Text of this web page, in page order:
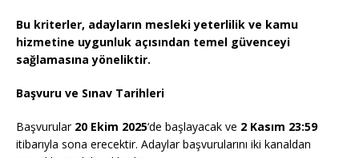
Bu kriterler, adayların mesleki yeterlilik ve kamu
hizmetine uygunluk açısından temel güvenceyi
sağlamasına yöneliktir.
Başvuru ve Sınav Tarihleri
Başvurular 20 Ekim 2025‘de başlayacak ve 2 Kasım 23:59
itibarıyla sona erecektir. Adaylar başvurularını iki kanaldan